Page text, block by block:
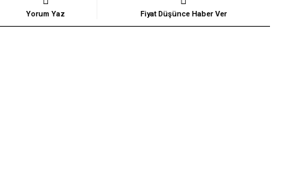
Yorum Yaz Fiyat Düşünce Haber Ver